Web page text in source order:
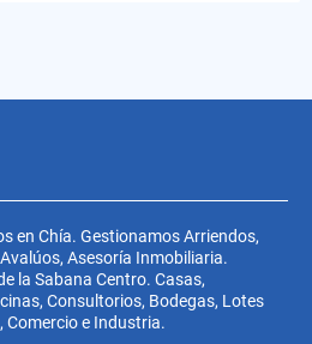
en Chía. Gestionamos Arriendos,
Asesoría Inmobiliaria.
la Sabana Centro. Casas,
Consultorios, Bodegas, Lotes
Comercio e Industria.